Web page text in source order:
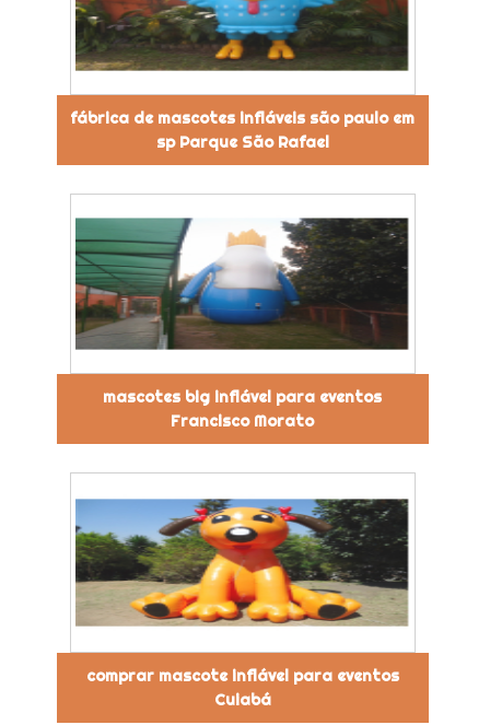
fábrica de mascotes infláveis são paulo em
sp Parque São Rafael
mascotes big inflável para eventos
Francisco Morato
comprar mascote inflável para eventos
Cuiabá